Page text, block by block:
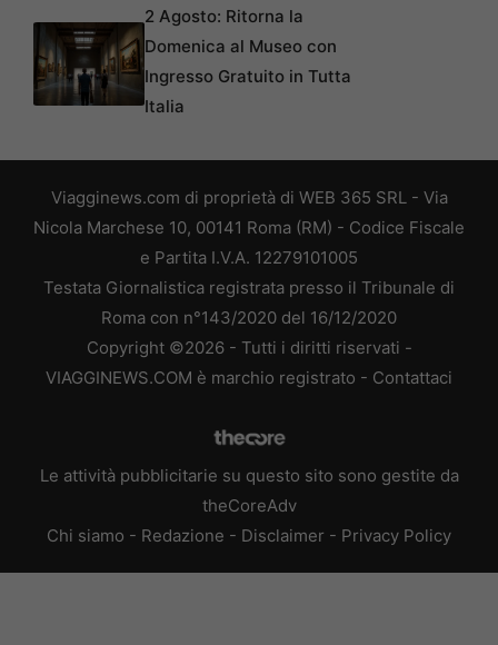
2 Agosto: Ritorna la
Domenica al Museo con
Ingresso Gratuito in Tutta
Italia
Viagginews.com di proprietà di WEB 365 SRL - Via
Nicola Marchese 10, 00141 Roma (RM) - Codice Fiscale
e Partita I.V.A. 12279101005
Testata Giornalistica registrata presso il Tribunale di
Roma con n°143/2020 del 16/12/2020
Copyright ©2026 - Tutti i diritti riservati -
VIAGGINEWS.COM è marchio registrato - Contattaci
Le attività pubblicitarie su questo sito sono gestite da
theCoreAdv
Chi siamo - Redazione - Disclaimer - Privacy Policy